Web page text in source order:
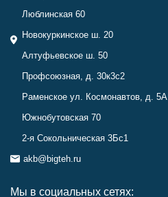
Люблинская 60
Новокуркинское ш. 20
Алтуфьевское ш. 50
Профсоюзная, д. 30к3с2
Раменское ул. Космонавтов, д. 5А
Южнобутовская 70
2-я Сокольническая 3Бс1
akb@bigteh.ru
Мы в социальных сетях: